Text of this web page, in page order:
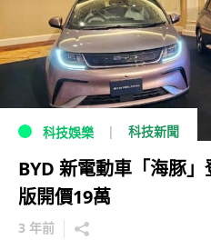
科技娛樂 科技新聞
BYD 新電動車「海豚
版開價19萬
3 年前